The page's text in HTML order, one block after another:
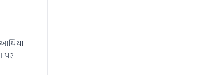
પર